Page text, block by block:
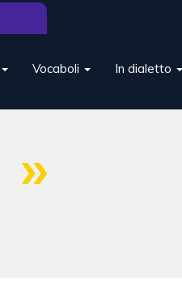
Vocaboli In dialetto